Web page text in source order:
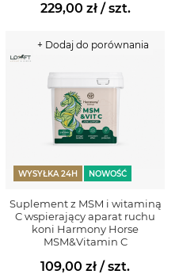
229,00 zł/ szt.
WYSYŁKA 24H NOWOŚĆ
Suplement z MSM i witaminą
C wspierający aparat ruchu
koni Harmony Horse
MSM&Vitamin C
109,00 zł / szt.
+ Dodaj do porównania